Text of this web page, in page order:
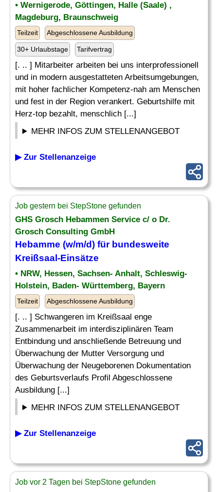
• Wernigerode, Göttingen, Halle (Saale) ,
Magdeburg, Braunschweig
Teilzeit Abgeschlossene Ausbildung
30+ Urlaubstage Tarifvertrag
[. .. ] Mitarbeiter arbeiten bei uns interprofessionell
und in modern ausgestatteten Arbeitsumgebungen,
mit hoher fachlicher Kompetenz-nah am Menschen
und fest in der Region verankert. Geburtshilfe mit
Herz-top bezahlt, menschlich [...]
MEHR INFOS ZUM STELLENANGEBOT
▶ Zur Stellenanzeige
Job gestern bei StepStone gefunden
GHS Grosch Hebammen Service c/ o Dr.
Grosch Consulting GmbH
Hebamme (w/m/d) für bundesweite
Kreißsaal-Einsätze
• NRW, Hessen, Sachsen- Anhalt, Schleswig-
Holstein, Baden- Württemberg, Bayern
Teilzeit Abgeschlossene Ausbildung
[. .. ] Schwangeren im Kreißsaal enge
Zusammenarbeit im interdisziplinären Team
Entbindung und anschließende Betreuung und
Überwachung der Mutter Versorgung und
Überwachung der Neugeborenen Dokumentation
des Geburtsverlaufs Profil Abgeschlossene
Ausbildung [...]
MEHR INFOS ZUM STELLENANGEBOT
▶ Zur Stellenanzeige
Job vor 2 Tagen bei StepStone gefunden